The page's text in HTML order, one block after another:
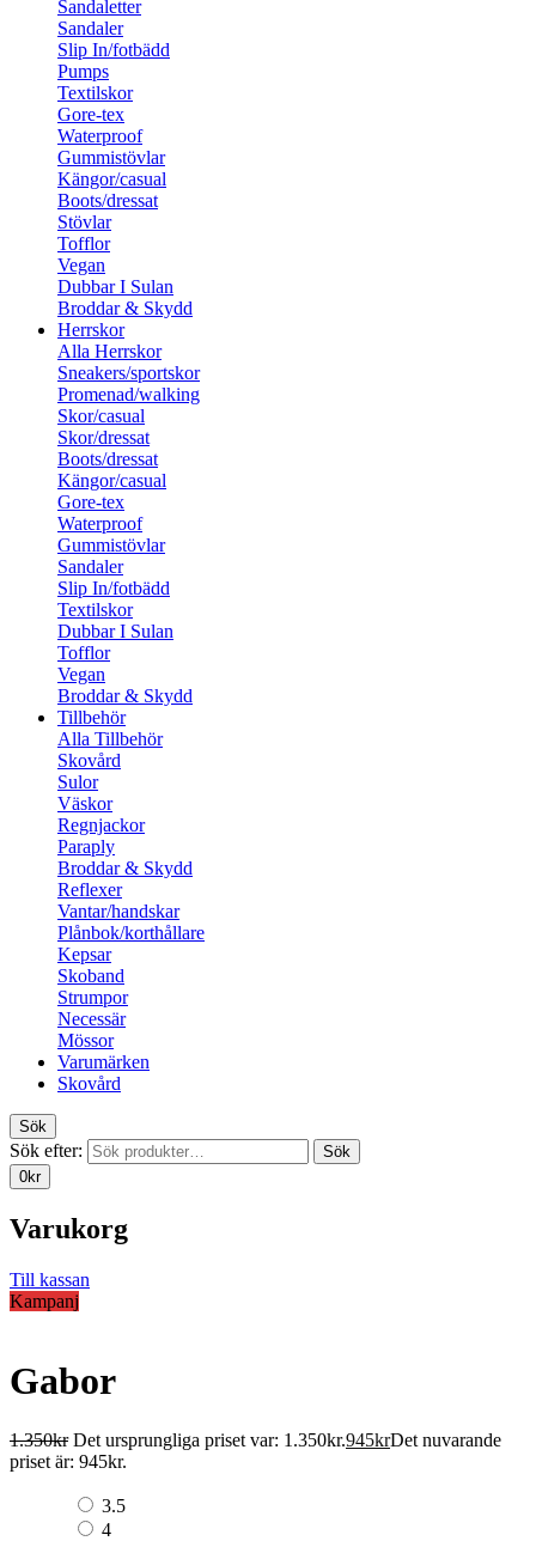
Sandaletter
Sandaler
Slip In/fotbädd
Pumps
Textilskor
Gore-tex
Waterproof
Gummistövlar
Kängor/casual
Boots/dressat
Stövlar
Tofflor
Vegan
Dubbar I Sulan
Broddar & Skydd
Herrskor
Alla Herrskor
Sneakers/sportskor
Promenad/walking
Skor/casual
Skor/dressat
Boots/dressat
Kängor/casual
Gore-tex
Waterproof
Gummistövlar
Sandaler
Slip In/fotbädd
Textilskor
Dubbar I Sulan
Tofflor
Vegan
Broddar & Skydd
Tillbehör
Alla Tillbehör
Skovård
Sulor
Väskor
Regnjackor
Paraply
Broddar & Skydd
Reflexer
Vantar/handskar
Plånbok/korthållare
Kepsar
Skoband
Strumpor
Necessär
Mössor
Varumärken
Skovård
Sök
Sök efter:
Sök
0kr
Varukorg
Till kassan
Kampanj
Gabor
1.350kr Det ursprungliga priset var: 1.350kr.945krDet nuvarande
priset är: 945kr.
3.5
4